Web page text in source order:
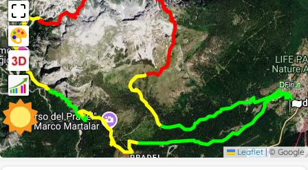
Début
Fin
Leaflet |© Google